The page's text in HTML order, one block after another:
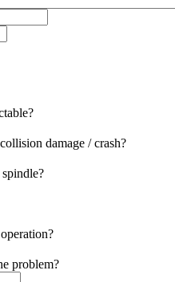
damage / crash?
problem?